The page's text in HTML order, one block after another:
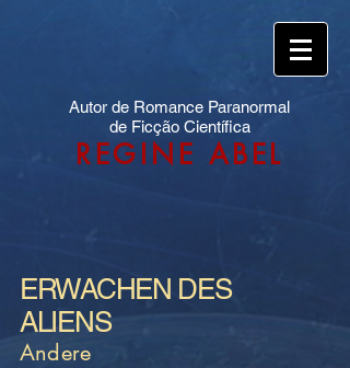
Autor de Romance Paranormal
de Ficção Científica
REGINE ABEL
ERWACHEN DES
ALIENS
Andere